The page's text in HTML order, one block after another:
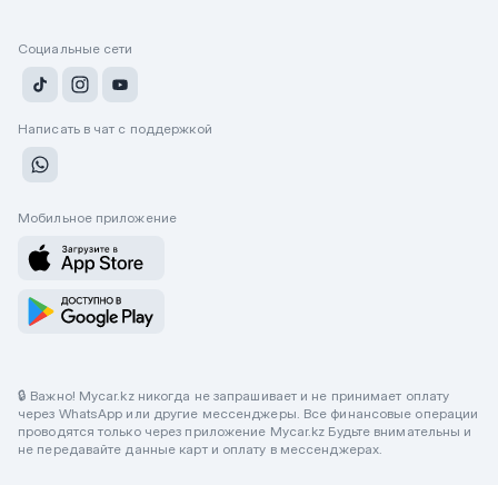
Социальные сети
Написать в чат с поддержкой
Мобильное приложение
🔒 Важно! Mycar.kz никогда не запрашивает и не принимает оплату
через WhatsApp или другие мессенджеры. Все финансовые операции
проводятся только через приложение Mycar.kz Будьте внимательны и
не передавайте данные карт и оплату в мессенджерах.